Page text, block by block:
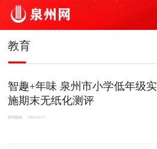
教育
智趣+年味 泉州市小学低年级实
施期末无纸化测评
泉州晚报 2025-01-17